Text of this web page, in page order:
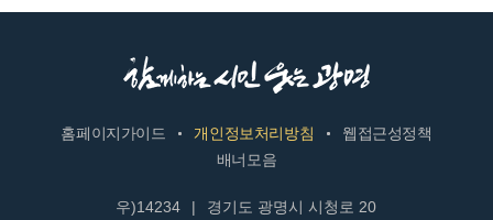
홈페이지가이드 개인정보처리방침
웹접근성정책
배너모음
우)14234 |
경기도 광명시 시청로 20